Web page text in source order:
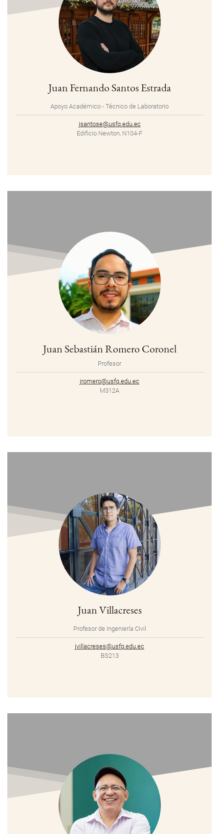
Juan Fernando Santos Estrada
Apoyo Académico - Técnico de Laboratorio
jsantose@usfq.edu.ec
Edificio Newton, N104-F
Juan Sebastián Romero Coronel
Profesor
jromero@usfq.edu.ec
M312A
Juan Villacreses
Profesor de Ingeniería Civil
jvillacreses@usfq.edu.ec
BS213